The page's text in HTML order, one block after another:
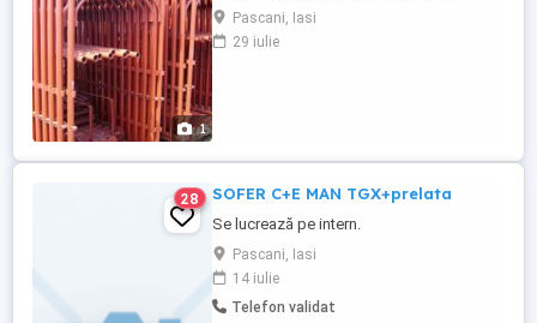
1
pana la 50 persoane. Salar atractiv! Oferim
cazare.
Pascani, Iasi
29 iulie
28 SOFER C+E MAN TGX+prelata
Se lucrează pe intern.
Pascani, Iasi
14 iulie
Telefon validat